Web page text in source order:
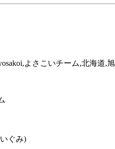
よさこいチーム,北海道
ぐみ)